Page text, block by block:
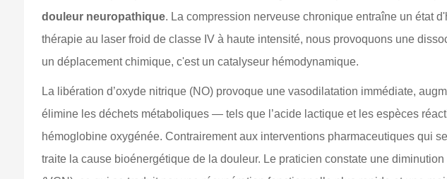
douleur neuropathique. La compression nerveuse chronique entraîne un état
thérapie au laser froid de classe IV à haute intensité, nous provoquons une
un déplacement chimique, c'est un catalyseur hémodynamique.
La libération d’oxyde nitrique (NO) provoque une vasodilatation immédiate,
élimine les déchets métaboliques — tels que l’acide lactique et les espèces
hémoglobine oxygénée. Contrairement aux interventions pharmaceutiques qui
traite la cause bioénergétique de la douleur. Le praticien constate une